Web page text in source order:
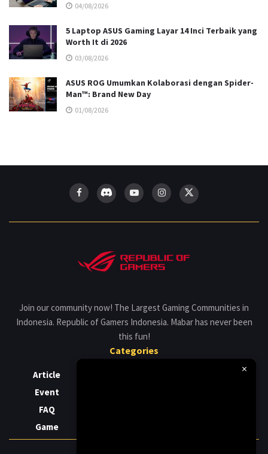
04/08/2026
5 Laptop ASUS Gaming Layar 14 Inci Terbaik yang
Worth It di 2026
03/08/2026
ASUS ROG Umumkan Kolaborasi dengan Spider-
Man™: Brand New Day
01/08/2026
Join our community now! The Largest Gaming Communities in
Indonesia. Republic of Gamers Indonesia. Mabar has never been
this fun!
Categories
Article
Event
FAQ
Game
×